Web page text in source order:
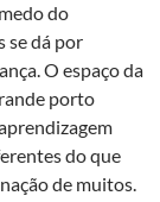
do
se dá por
O espaço da
porto
do que
de muitos.